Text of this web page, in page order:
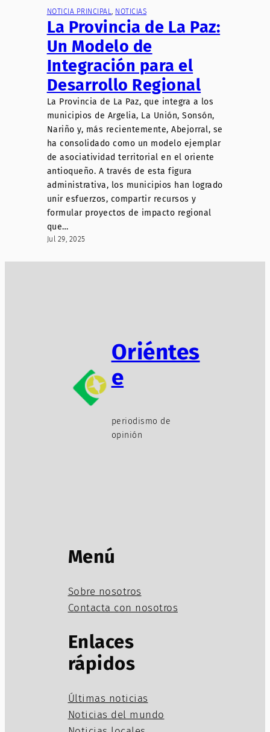
NOTICIA PRINCIPAL, NOTICIAS
La Provincia de La Paz:
Un Modelo de
Integración para el
Desarrollo Regional
La Provincia de La Paz, que integra a los
municipios de Argelia, La Unión, Sonsón,
Nariño y, más recientemente, Abejorral, se
ha consolidado como un modelo ejemplar
de asociatividad territorial en el oriente
antioqueño. A través de esta figura
administrativa, los municipios han logrado
unir esfuerzos, compartir recursos y
formular proyectos de impacto regional
que…
Jul 29, 2025
Oriéntes
e
periodismo de
opinión
Menú
Sobre nosotros
Contacta con nosotros
Enlaces
rápidos
Últimas noticias
Noticias del mundo